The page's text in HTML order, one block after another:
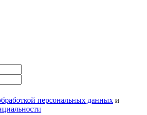
игровые элементы
от 3 до 7 лет
персональных данных и